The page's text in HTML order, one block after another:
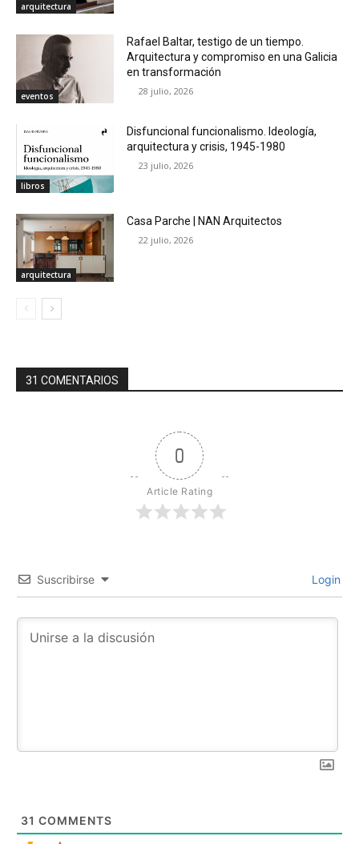
arquitectura
eventos
Rafael Baltar, testigo de un tiempo.
Arquitectura y compromiso en una Galicia
en transformación
28 julio, 2026
libros
Disfuncional funcionalismo. Ideología,
arquitectura y crisis, 1945-1980
23 julio, 2026
arquitectura
Casa Parche | NAN Arquitectos
22 julio, 2026
31 COMENTARIOS
0
Article Rating
Suscribirse Login
31 COMMENTS